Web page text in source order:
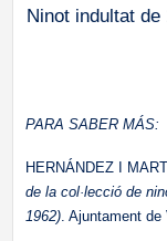
Ninot indultat
PARA SABER MÁS:
HERNÁNDEZ I
de la col·lecció de
1962). Ajuntament de